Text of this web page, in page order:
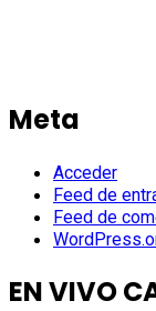
Meta
Acceder
Feed de
Feed de
EN VIVO